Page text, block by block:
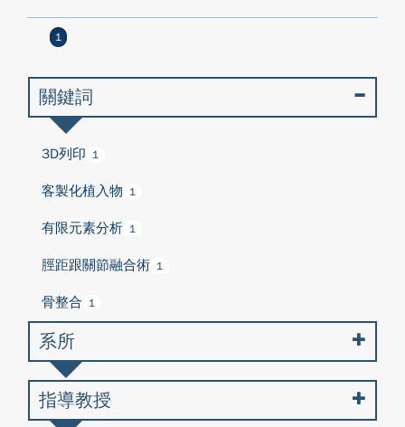
1
關鍵詞
3D列印 1
客製化植入物 1
有限元素分析 1
脛距跟關節融合術 1
骨整合 1
系所
指導教授